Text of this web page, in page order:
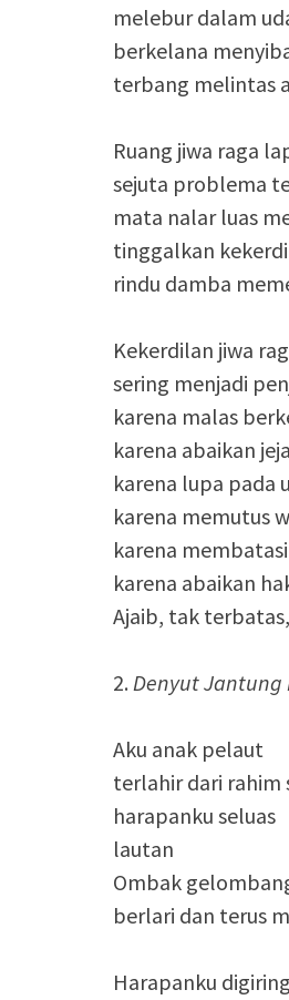
melebur dalam
berkelana
terbang melintas
Ruang jiwa raga
sejuta problema
mata nalar luas
tinggalkan
rindu damba
Kekerdilan jiwa
sering menjadi
karena malas
karena abaikan
karena lupa pada
karena memutus
karena
karena abaikan
Ajaib, tak
2. Denyut Jantung
Aku anak pelaut
terlahir dari rahim
harapanku seluas
lautan
Ombak
berlari dan terus
Harapanku